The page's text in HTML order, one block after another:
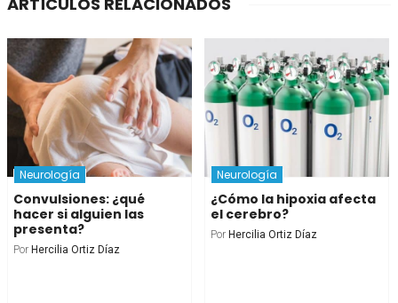
Neurología
Convulsiones: ¿qué
hacer si alguien las
presenta?
Por Hercilia Ortiz Díaz
Neurología
¿Cómo la hipoxia afecta
el cerebro?
Por Hercilia Ortiz Díaz